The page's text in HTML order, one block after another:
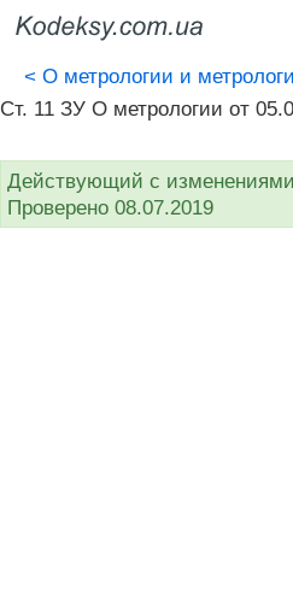
< О метрологии и
Ст. 11 ЗУ О метрологии от
Действующий с
Проверено 08.07.2019